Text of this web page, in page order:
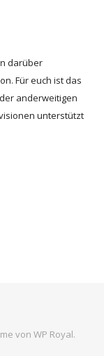
darüber
Für euch ist das
anderweitigen
unterstützt
von WP Royal.